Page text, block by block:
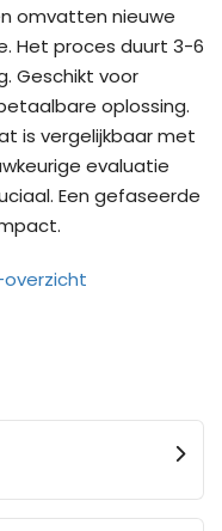
omvatten nieuwe
Het proces duurt 3-6
Geschikt voor
oplossing.
is vergelijkbaar met
evaluatie
Een gefaseerde
overzicht